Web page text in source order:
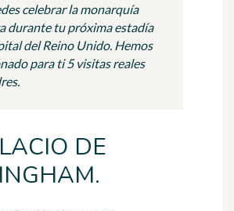
celebrar la monarquía
durante tu próxima estadía
del Reino Unido. Hemos
para ti 5 visitas reales
DE